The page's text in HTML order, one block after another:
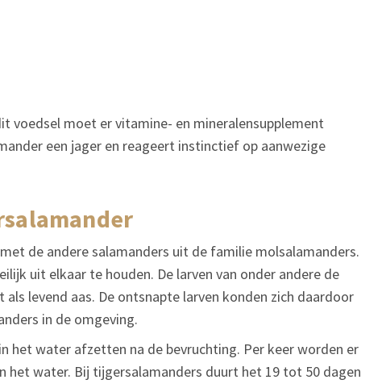
voedsel moet er vitamine- en mineralensupplement
een jager en reageert instinctief op aanwezige
de andere salamanders uit de familie molsalamanders.
uit elkaar te houden. De larven van onder andere de
levend aas. De ontsnapte larven konden zich daardoor
in de omgeving.
het water afzetten na de bevruchting. Per keer worden er
het water. Bij tijgersalamanders duurt het 19 tot 50 dagen